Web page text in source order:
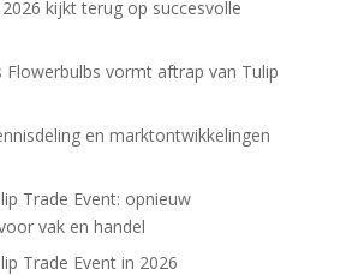
kijkt terug op succesvolle
Flowerbulbs vormt aftrap van Tulip
en marktontwikkelingen
Trade Event: opnieuw
vak en handel
Trade Event in 2026